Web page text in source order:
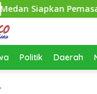
Pemasangan U-
Politik Daerah